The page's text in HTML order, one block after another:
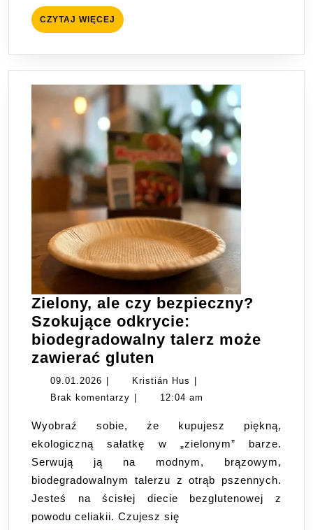
USA
CZYTAJ WIĘCEJ CZYTAJ
WIĘCEJ
Zielony, ale czy bezpieczny?
Szokujące odkrycie:
biodegradowalny talerz może
zawierać gluten
ale
czy
Szokujące
odkrycie:
biodegradowalny
talerz
może
zawierać
09.01.2026 09.01.2026
| Kristián Hus Kristián
Hus
|
Brak komentarzy | 12:04 am
Wyobraź sobie, że kupujesz piękną,
ekologiczną sałatkę w „zielonym” barze.
Serwują ją na modnym, brązowym,
biodegradowalnym talerzu z otrąb pszennych.
Jesteś na ścisłej diecie bezglutenowej z
powodu celiakii. Czujesz się